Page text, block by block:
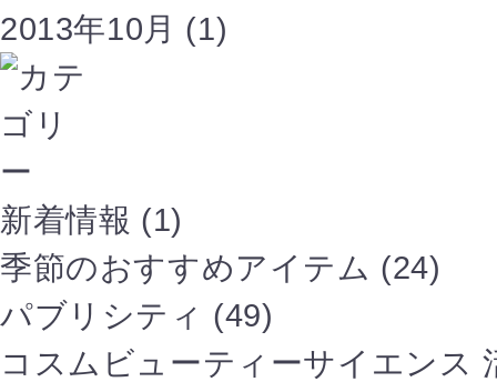
2013年10月 (1)
新着情報 (1)
季節のおすすめアイテム (24)
パブリシティ (49)
コスムビューティーサイエンス